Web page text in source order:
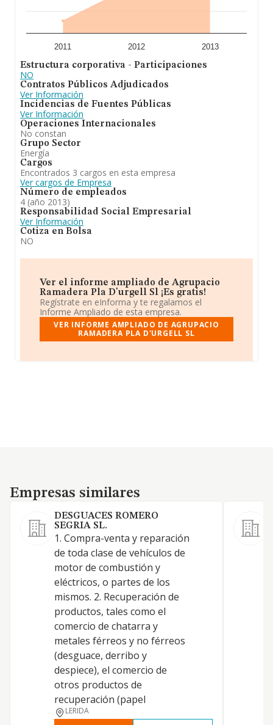
2011 2012 2013
Estructura corporativa - Participaciones
NO
Contratos Públicos Adjudicados
Ver Información
Incidencias de Fuentes Públicas
Ver Información
Operaciones Internacionales
No constan
Grupo Sector
Energía
Cargos
Encontrados 3 cargos en esta empresa
Ver cargos de Empresa
Número de empleados
4 (año 2013)
Responsabilidad Social Empresarial
Ver Información
Cotiza en Bolsa
NO
Ver el informe ampliado de Agrupacio
Ramadera Pla D'urgell Sl ¡Es gratis!
Regístrate en eInforma y te regalamos el
Informe Ampliado de esta empresa.
VER INFORME AMPLIADO DE AGRUPACIO
RAMADERA PLA D'URGELL SL
Empresas similares
Empresas similares
DESGUACES ROMERO
SEGRIA SL.
1. Compra-venta y reparación
de toda clase de vehículos de
motor de combustión y
eléctricos, o partes de los
mismos. 2. Recuperación de
productos, tales como el
comercio de chatarra y
metales férreos y no férreos
(desguace, derribo y
despiece), el comercio de
otros productos de
recuperación (papel
LERIDA